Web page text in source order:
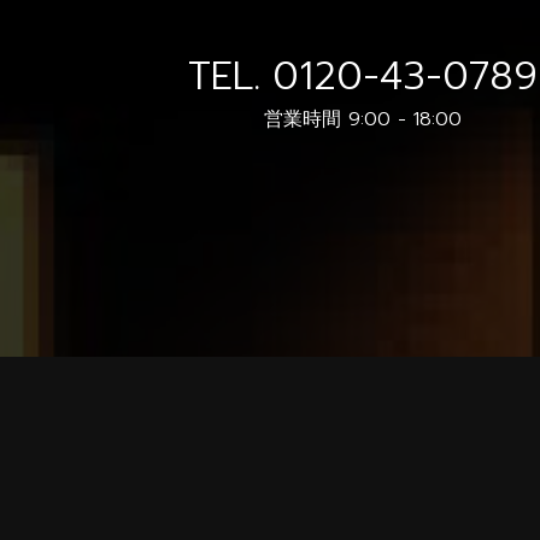
TEL. 0120-43-0789
営業時間 9:00 - 18:00